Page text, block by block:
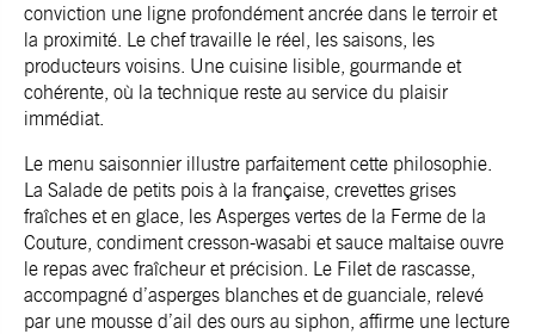
conviction une ligne profondément ancrée dans le terroir et
la proximité. Le chef travaille le réel, les saisons, les
producteurs voisins. Une cuisine lisible, gourmande et
cohérente, où la technique reste au service du plaisir
immédiat.
Le menu saisonnier illustre parfaitement cette philosophie.
La Salade de petits pois à la française, crevettes grises
fraîches et en glace, les Asperges vertes de la Ferme de la
Couture, condiment cresson-wasabi et sauce maltaise ouvre
le repas avec fraîcheur et précision. Le Filet de rascasse,
accompagné d’asperges blanches et de guanciale, relevé
par une mousse d’ail des ours au siphon, affirme une lecture